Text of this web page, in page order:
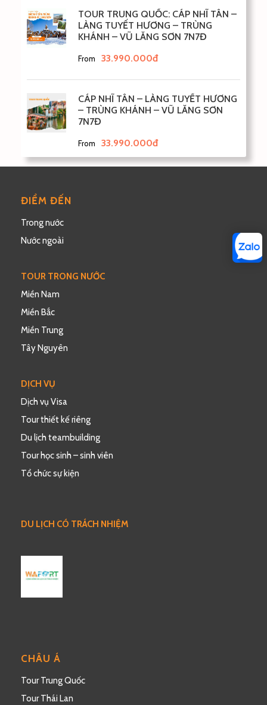
TOUR TRUNG QUỐC: CÁP NHĨ TÂN –
LÀNG TUYẾT HƯƠNG – TRÙNG
KHÁNH – VŨ LĂNG SƠN 7N7Đ
From 33.990.000đ
CÁP NHĨ TÂN – LÀNG TUYẾT HƯƠNG
– TRÙNG KHÁNH – VŨ LĂNG SƠN
7N7Đ
From 33.990.000đ
ĐIỂM ĐẾN
Trong nước
Nước ngoài
TOUR TRONG NƯỚC
Miền Nam
Miền Bắc
Miền Trung
Tây Nguyên
DỊCH VỤ
Dịch vụ Visa
Tour thiết kế riêng
Du lịch teambuilding
Tour học sinh – sinh viên
Tổ chức sự kiện
DU LỊCH CÓ TRÁCH NHIỆM
CHÂU Á
Tour Trung Quốc
Tour Thái Lan